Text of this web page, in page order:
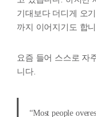
기대보다 더디게 오
까지 이어지기도 합니
요즘 들어 스스로 자
니다.
“Most people